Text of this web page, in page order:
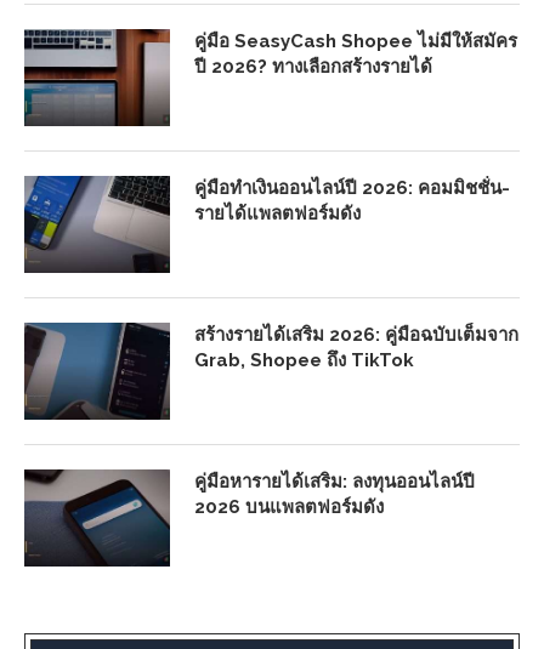
คู่มือ SeasyCash Shopee ไม่มีให้สมัคร
ปี 2026? ทางเลือกสร้างรายได้
คู่มือทำเงินออนไลน์ปี 2026: คอมมิชชั่น-
รายได้แพลตฟอร์มดัง
สร้างรายได้เสริม 2026: คู่มือฉบับเต็มจาก
Grab, Shopee ถึง TikTok
คู่มือหารายได้เสริม: ลงทุนออนไลน์ปี
2026 บนแพลตฟอร์มดัง